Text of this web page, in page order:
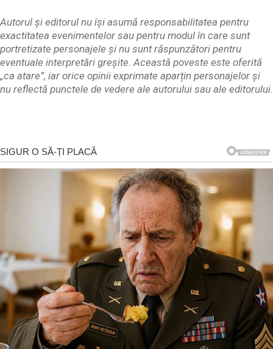
Autorul și editorul nu își asumă responsabilitatea pentru
exactitatea evenimentelor sau pentru modul în care sunt
portretizate personajele și nu sunt răspunzători pentru
eventuale interpretări greșite. Această poveste este oferită
„ca atare”, iar orice opinii exprimate aparțin personajelor și
nu reflectă punctele de vedere ale autorului sau ale editorului.